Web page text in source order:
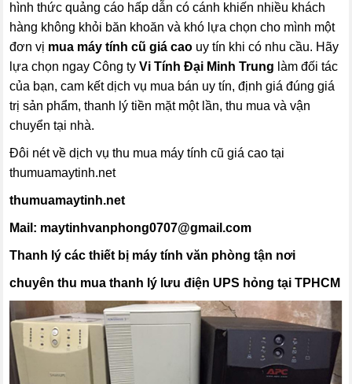
hình thức quảng cáo hấp dẫn có cánh khiến nhiều khách
hàng không khỏi băn khoăn và khó lựa chọn cho mình một
đơn vị mua máy tính cũ giá cao uy tín khi có nhu cầu. Hãy
lựa chọn ngay Công tyVi Tính Đại Minh Trung làm đối tác
của bạn, cam kết dịch vụ mua bán uy tín, định giá đúng giá
trị sản phẩm, thanh lý tiền mặt một lần, thu mua và vận
chuyển tại nhà.
Đôi nét về dịch vụ thu mua máy tính cũ giá cao tại
thumuamaytinh.net
thumuamaytinh.net
Mail: maytinhvanphong0707@gmail.com
Thanh lý các thiết bị máy tính văn phòng tận nơi
chuyên thu mua thanh lý lưu điện UPS hỏng tại TPHCM